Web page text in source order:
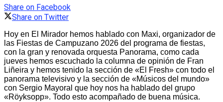
Share on Facebook
Share on Twitter
Hoy en El Mirador hemos hablado con Maxi, organizador de
las Fiestas de Campuzano 2026 del programa de fiestas,
con la gran y renovada orquesta Panorama, como cada
jueves hemos escuchado la columna de opinión de Fran
Liñeira y hemos tenido la sección de «El Fresh» con todo el
panorama televisivo y la sección de «Músicos del mundo»
con Sergio Mayoral que hoy nos ha hablado del grupo
«Röyksopp». Todo esto acompañado de buena música.